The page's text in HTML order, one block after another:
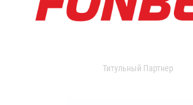
Титульный Партнер